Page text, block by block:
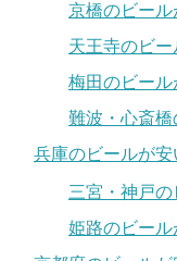
京橋のビー
天王寺のビ
梅田のビー
難波・心斎
兵庫のビールが安
三宮・神戸
姫路のビー